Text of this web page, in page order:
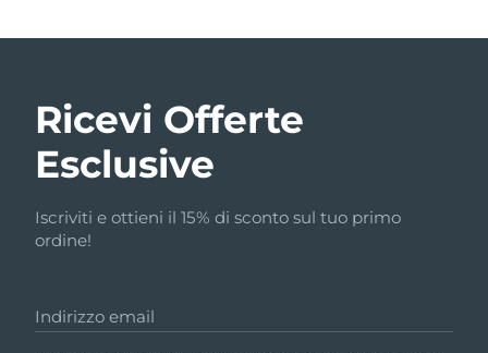
Ricevi Offerte
Esclusive
Iscriviti e ottieni il 15% di sconto sul tuo primo
ordine!
Indirizzo email